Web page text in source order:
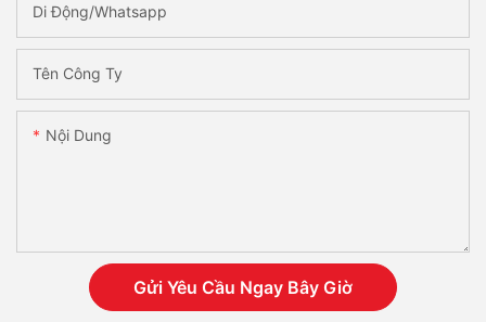
Di Động/Whatsapp
Tên Công Ty
Nội Dung
Gửi Yêu Cầu Ngay Bây Giờ